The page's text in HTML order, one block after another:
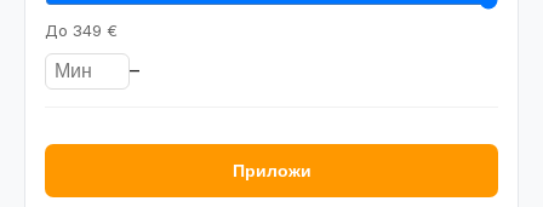
До 349 €
–
Приложи